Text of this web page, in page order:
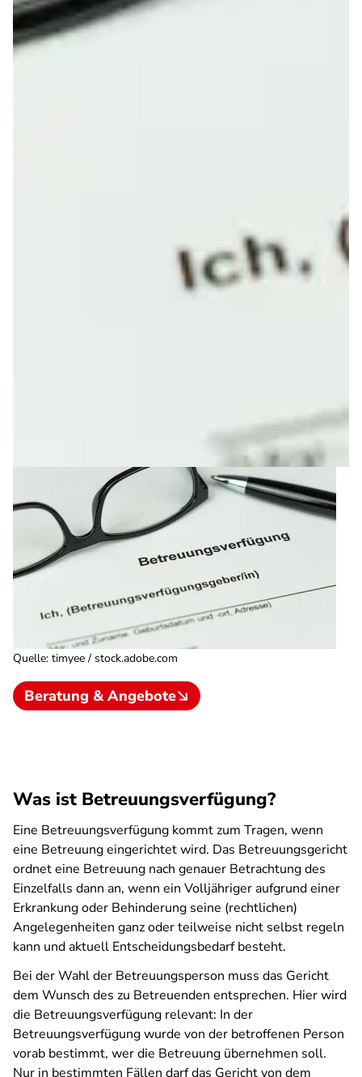
Quelle: timyee / stock.adobe.com
Beratung & Angebote
Was ist Betreuungsverfügung?
Eine Betreuungsverfügung kommt zum Tragen, wenn
eine Betreuung eingerichtet wird. Das Betreuungsgericht
ordnet eine Betreuung nach genauer Betrachtung des
Einzelfalls dann an, wenn ein Volljähriger aufgrund einer
Erkrankung oder Behinderung seine (rechtlichen)
Angelegenheiten ganz oder teilweise nicht selbst regeln
kann und aktuell Entscheidungsbedarf besteht.
Bei der Wahl der Betreuungsperson muss das Gericht
dem Wunsch des zu Betreuenden entsprechen. Hier wird
die Betreuungsverfügung relevant: In der
Betreuungsverfügung wurde von der betroffenen Person
vorab bestimmt, wer die Betreuung übernehmen soll.
Nur in bestimmten Fällen darf das Gericht von dem